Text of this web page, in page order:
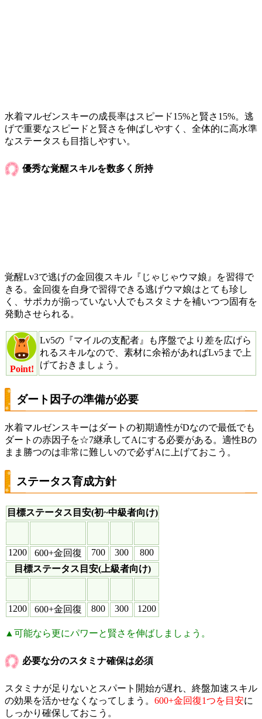
水着マルゼンスキーの成長率はスピード15%と賢さ15%。逃
げで重要なスピードと賢さを伸ばしやすく、全体的に高水準
なステータスも目指しやすい。
優秀な覚醒スキルを数多く所持
覚醒Lv3で逃げの金回復スキル『じゃじゃウマ娘』を習得で
きる。金回復を自身で習得できる逃げウマ娘はとても珍し
く、サポカが揃っていない人でもスタミナを補いつつ固有を
発動させられる。
Point!
Lv5の『マイルの支配者』も序盤でより差を広げら
れるスキルなので、素材に余裕があればLv5まで上
げておきましょう。
ダート因子の準備が必要
水着マルゼンスキーはダートの初期適性がDなので最低でも
ダートの赤因子を☆7継承してAにする必要がある。適性Bの
まま勝つのは非常に難しいので必ずAに上げておこう。
ステータス育成方針
目標ステータス目安(初~中級者向け)
1200 600+金回復 700 300
800
目標ステータス目安(上級者向け)
1200 600+金回復 800 300 1200
▲可能なら更にパワーと賢さを伸ばしましょう。
必要な分のスタミナ確保は必須
スタミナが足りないとスパート開始が遅れ、終盤加速スキル
の効果を活かせなくなってしまう。 600+金回復1つを目安に
しっかり確保しておこう。